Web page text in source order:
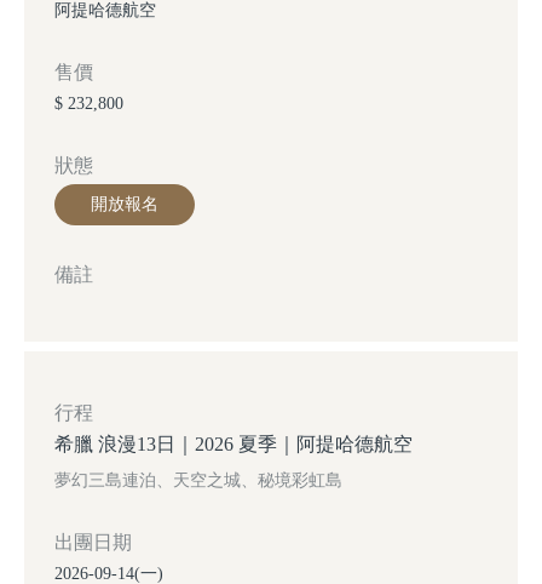
阿提哈德航空
售價
$ 232,800
狀態
開放報名
備註
出團日期
2026-09-14(一)
行程
希臘 浪漫13日｜2026 夏季｜阿提哈德航空
夢幻三島連泊、天空之城、秘境彩虹島